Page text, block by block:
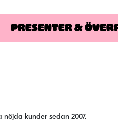
PRESENTER &
kunder sedan 2007.